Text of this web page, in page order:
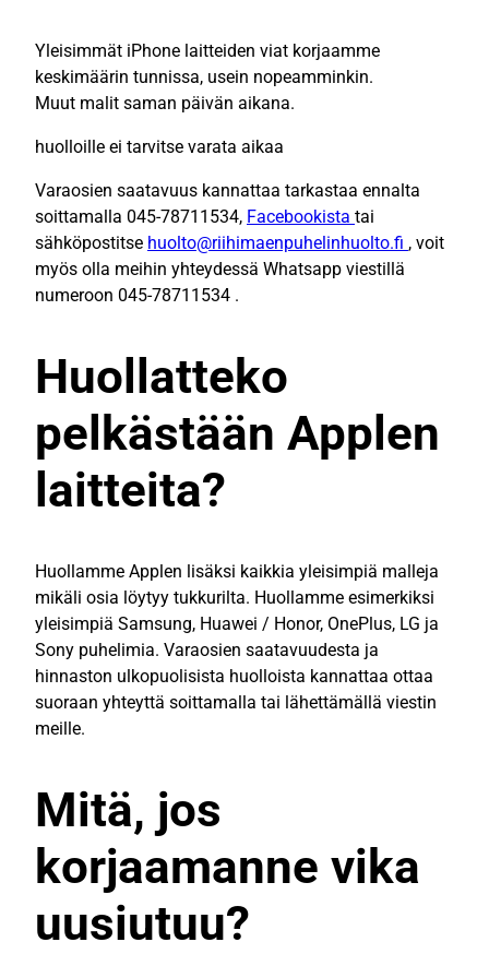
Yleisimmät iPhone laitteiden viat korjaamme
keskimäärin tunnissa, usein nopeamminkin.
Muut malit saman päivän aikana.
huolloille ei tarvitse varata aikaa
Varaosien saatavuus kannattaa tarkastaa ennalta
soittamalla 045-78711534, Facebookista tai
sähköpostitse huolto@riihimaenpuhelinhuolto.fi , voit
myös olla meihin yhteydessä Whatsapp viestillä
numeroon 045-78711534 .
Huollatteko
pelkästään Applen
laitteita?
Huollamme Applen lisäksi kaikkia yleisimpiä malleja
mikäli osia löytyy tukkurilta. Huollamme esimerkiksi
yleisimpiä Samsung, Huawei / Honor, OnePlus, LG ja
Sony puhelimia. Varaosien saatavuudesta ja
hinnaston ulkopuolisista huolloista kannattaa ottaa
suoraan yhteyttä soittamalla tai lähettämällä viestin
meille.
Mitä, jos
korjaamanne vika
uusiutuu?